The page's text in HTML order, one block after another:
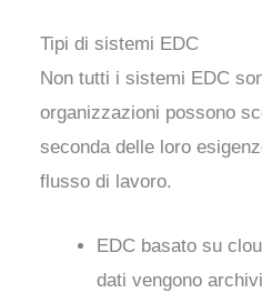
Tipi di sistemi EDC
Non tutti i sistemi EDC
organizzazioni possono
seconda delle loro
flusso di lavoro.
EDC basato su
dati vengono